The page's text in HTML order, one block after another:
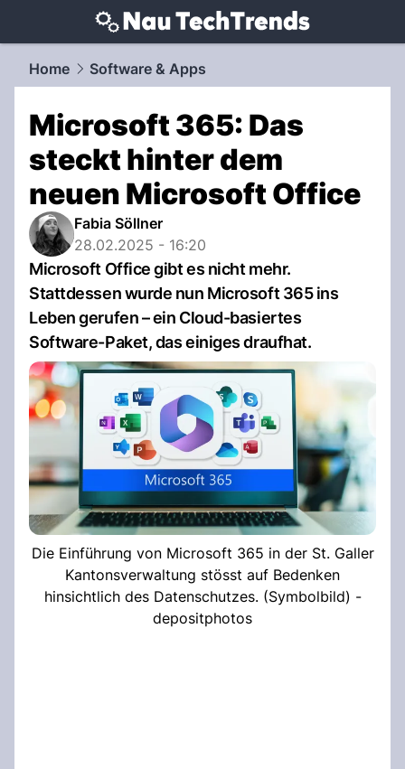
techtrends.NAU.ch
Home Software & Apps
Microsoft 365: Das
steckt hinter dem
neuen Microsoft Office
Fabia Söllner
28.02.2025 - 16:20
Microsoft Office gibt es nicht mehr.
Stattdessen wurde nun Microsoft 365 ins
Leben gerufen – ein Cloud-basiertes
Software-Paket, das einiges draufhat.
Die Einführung von Microsoft 365 in der St. Galler
Kantonsverwaltung stösst auf Bedenken
hinsichtlich des Datenschutzes. (Symbolbild) -
depositphotos